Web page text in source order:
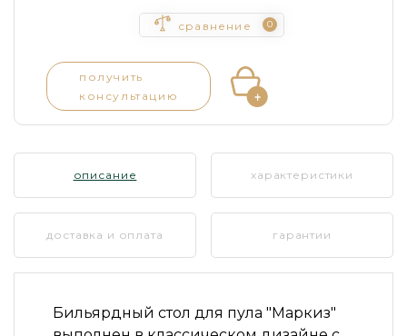
сравнение 0
получить
консультацию
описание характеристики
доставка и оплата гарантии
Бильярдный стол для пула "Маркиз"